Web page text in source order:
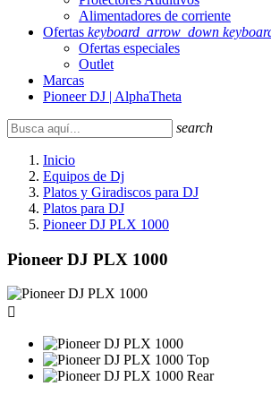
Alimentadores de corriente
Ofertas keyboard_arrow_down
Ofertas especiales
Outlet
Marcas
Pioneer DJ | AlphaTheta
search
Inicio
Equipos de Dj
Platos y Giradiscos para DJ
Platos para DJ
Pioneer DJ PLX 1000
Pioneer DJ PLX 1000
